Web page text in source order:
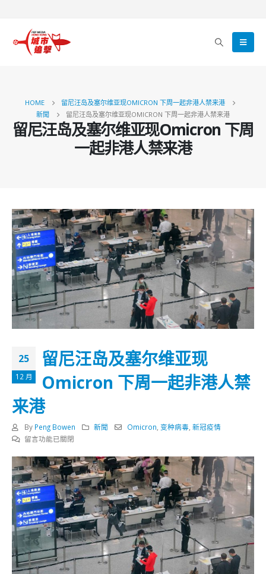
HOME
留尼汪岛及塞尔维亚现OMICRON 下周一起非港人禁来港
新聞
留尼汪岛及塞尔维亚现OMICRON 下周一起非港人禁来港
留尼汪岛及塞尔维亚现Omicron 下周
一起非港人禁来港
25
12 月
留尼汪岛及塞尔维亚现
Omicron 下周一起非港人禁
来港
By Peng Bowen 新聞 Omicron ,变种病毒 ,新冠疫情
在
尼
汪
岛
及
塞
尔
维
亚
现
Omicron
留言功能已關閉